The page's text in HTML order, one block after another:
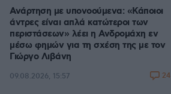
Ανάρτηση με υπονοούμενα: «Κάποιοι
άντρες είναι απλά κατώτεροι των
περιστάσεων» λέει η Ανδρομάχη εν
μέσω φημών για τη σχέση της με τον
Γιώργο Λιβάνη
09.08.2026, 15:57 24